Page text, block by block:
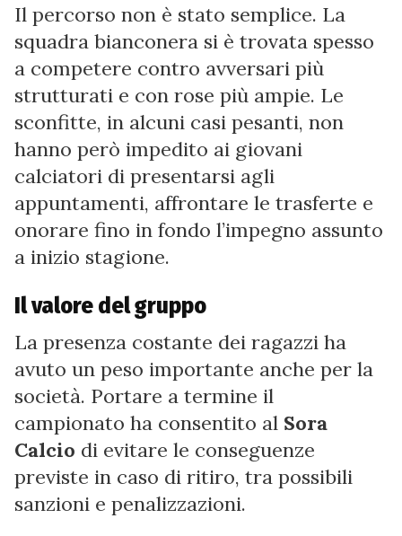
Il percorso non è stato semplice. La
squadra bianconera si è trovata spesso
a competere contro avversari più
strutturati e con rose più ampie. Le
sconfitte, in alcuni casi pesanti, non
hanno però impedito ai giovani
calciatori di presentarsi agli
appuntamenti, affrontare le trasferte e
onorare fino in fondo l’impegno assunto
a inizio stagione.
Il valore del gruppo
La presenza costante dei ragazzi ha
avuto un peso importante anche per la
società. Portare a termine il
campionato ha consentito al Sora
Calcio di evitare le conseguenze
previste in caso di ritiro, tra possibili
sanzioni e penalizzazioni.